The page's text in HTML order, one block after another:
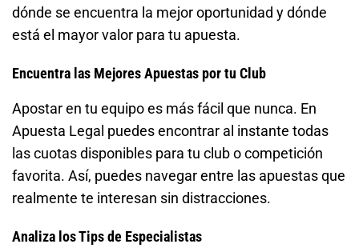
dónde se encuentra la mejor oportunidad y dónde
está el mayor valor para tu apuesta.
Encuentra las Mejores Apuestas por tu Club
Apostar en tu equipo es más fácil que nunca. En
Apuesta Legal puedes encontrar al instante todas
las cuotas disponibles para tu club o competición
favorita. Así, puedes navegar entre las apuestas que
realmente te interesan sin distracciones.
Analiza los Tips de Especialistas